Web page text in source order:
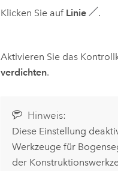
Klicken Sie auf Linie .
Aktivieren Sie das
verdichten.
Hinweis:
Diese Einstellung
Werkzeuge für
der